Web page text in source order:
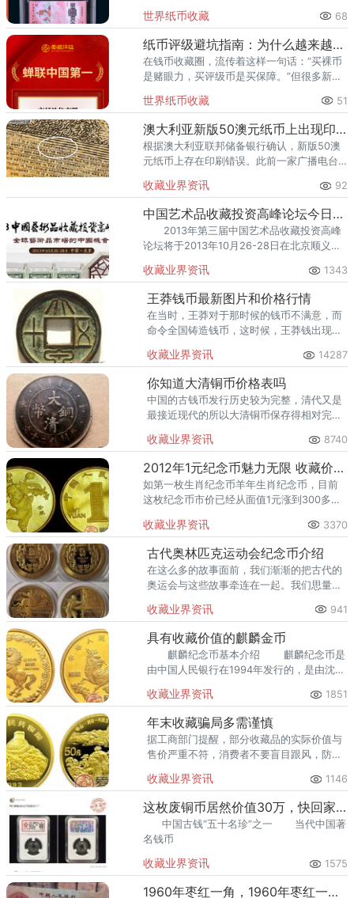
高效的国内市场流通服务，已成为众多藏家
的首选之一。其累计评级量已突
世界纸币收藏 68
纸币评级避坑指南：为什么越来越多藏家选择爱藏
在钱币收藏圈，流传着这样一句话：“买裸币
是赌眼力，买评级币是买保障。”但很多新手
的评级机构，同样可能踩坑。假币入盒、分
数虚高、品相不符、售后无
世界纸币收藏 51
澳大利亚新版50澳元纸币上出现印刷错误
根据澳大利亚联邦储备银行确认，新版50澳
元纸币上存在印刷错误。此前一家广播电台
误的照片。错误出现在一组微型文字中，其
中“责任”这个词中第三个“
收藏业界资讯 92
中国艺术品收藏投资高峰论坛今日开幕
2013年第三届中国艺术品收藏投资高峰
论坛将于2013年10月26-28日在北京顺义区
收藏业界资讯 1343
王莽钱币最新图片和价格行情
在当时，王莽对于那时候的钱币不满意，而
命令全国铸造钱币，这时候，王莽钱出现
收藏业界资讯 14287
你知道大清铜币价格表吗
中国的古钱币发行历史较为完整，清代又是
最接近现代的所以大清铜币保存得相对完
正中间就有当时省份的简称。
收藏业界资讯 8740
2012年1元纪念币魅力无限 收藏价格不断上涨
如第一枚生肖纪念币羊年生肖纪念币，目前
这枚纪念币市价已经从面值1元涨到300多元
收藏业界资讯 3370
古代奥林匹克运动会纪念币介绍
在这么多的故事面前，我们渐渐的把古代的
奥运会与这些故事牵连在一起。我们思量着
纪念币。
收藏业界资讯 941
具有收藏价值的麒麟金币
麒麟纪念币基本介绍 麒麟纪念币是
由中国人民银行在1994年发行的，是由沈阳
念币一共包括五枚，一盎司金币直径为32毫
米
收藏业界资讯 1851
年末收藏骗局多需谨慎
据工商部门提醒，部分收藏品的实际价值与
售价严重不符，消费者不要盲目跟风，防止
收藏业界资讯 1146
这枚废铜币居然价值30万，快回家翻翻柜子
名钱币
收藏业界资讯 1575
1960年枣红一角，1960年枣红一角市场价格